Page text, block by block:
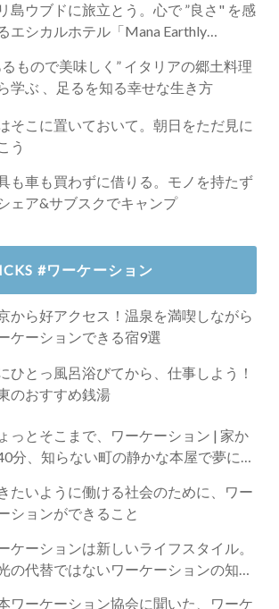
島ウブドに旅立とう。心で ”良さ" を感
エシカルホテル「Mana Earthly
るもので美味しく” イタリアの郷土料理
学ぶ 、足るを知る幸せな生き方
そこに置いておいて。朝日をただ見に
う
も車も買わずに借りる。モノを持たず
ェア&サブスクでキャンプ
#ワーケーション
から好アクセス！温泉を満喫しながら
ケーションできる宿9選
ひとっ風呂浴びてから、仕事しよう！
のおすすめ銭湯
っとそこまで、ワーケーション | 家か
分、知らない町の静かな本屋で夢に近
たいように働ける社会のために、ワー
ションができること
ケーションは新しいライフスタイル。
の代替ではないワーケーションの知ら
ワーケーション協会に聞いた、ワーケ